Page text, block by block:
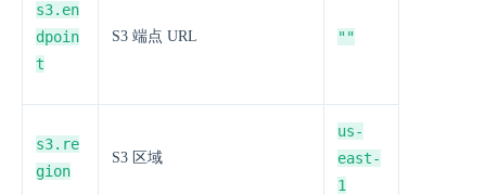
s3.en
dpoin
t
S3 端点 URL ""
s3.re
gion
S3 区域
us-
east-
1